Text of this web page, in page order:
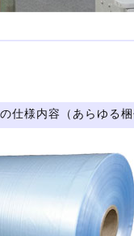
仕様内容（あらゆる